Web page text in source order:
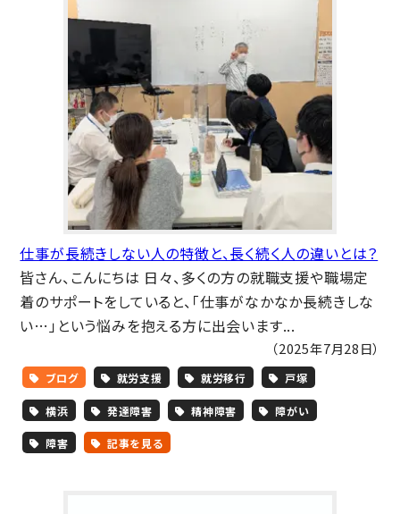
仕事が長続きしない人の特徴と、長く続く人の違いとは？
皆さん、こんにちは 日々、多くの方の就職支援や職場定
着のサポートをしていると、「仕事がなかなか長続きしな
い…」という悩みを抱える方に出会います...
（2025年7月28日）
ブログ 就労支援 就労移行 戸塚
横浜 発達障害 精神障害 障がい
障害 記事を見る